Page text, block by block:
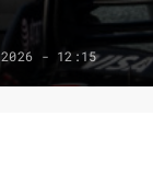
- 12:15